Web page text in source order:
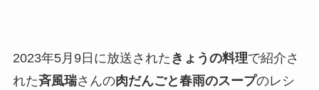
2023年5月9日に放送された きょうの料理で紹介さ
れた斉風瑞さんの肉だんごと春雨のスープのレシ